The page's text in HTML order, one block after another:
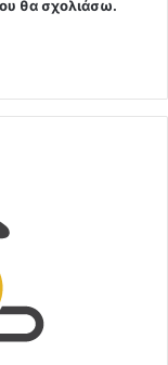
θα σχολιάσω.